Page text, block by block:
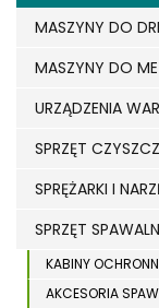
MASZYNY DO
MASZYNY DO
URZĄDZENIA
SPRZĘT
SPRĘŻARKI I
SPRZĘT
KABINY
AKCESORIA